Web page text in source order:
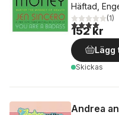
Häftad,
4,0utav 5(1)
152 kr
Lägg
Skickas
Andrea